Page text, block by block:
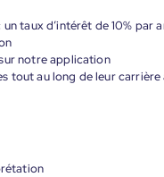
taux d’intérêt de 10% par
notre application
tout au long de leur